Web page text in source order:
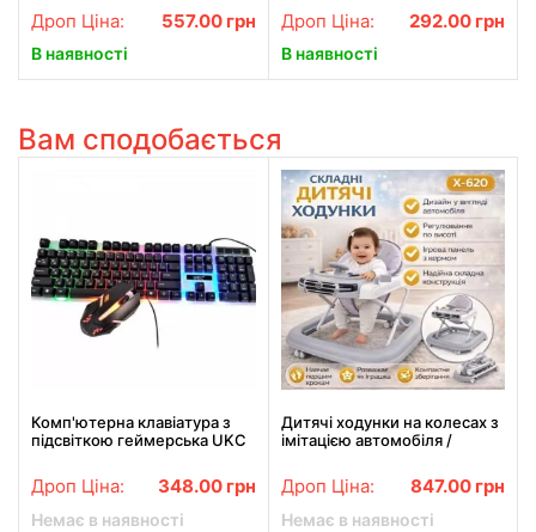
Дроп Ціна: 557.00 грн
В наявності
Дроп Ціна: 292.00 грн
В наявності
Вам сподобається
Комп'ютерна клавіатура з
підсвіткою геймерська UKC
Gamer ігрова клавіатура з
мишкою
Дроп Ціна: 348.00 грн
Немає в наявності
Дитячі ходунки на колесах з
імітацією автомобіля /
620 Сірі
Дроп Ціна: 847.00 грн
Немає в наявності